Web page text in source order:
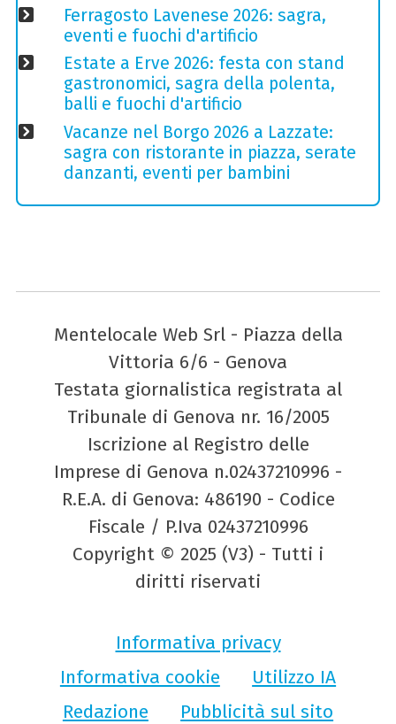
Ferragosto Lavenese 2026: sagra,
eventi e fuochi d'artificio
Estate a Erve 2026: festa con stand
gastronomici, sagra della polenta,
balli e fuochi d'artificio
Vacanze nel Borgo 2026 a Lazzate:
sagra con ristorante in piazza, serate
danzanti, eventi per bambini
Mentelocale Web Srl - Piazza della
Vittoria 6/6 - Genova
Testata giornalistica registrata al
Tribunale di Genova nr. 16/2005
Iscrizione al Registro delle
Imprese di Genova n.02437210996 -
R.E.A. di Genova: 486190 - Codice
Fiscale / P.Iva 02437210996
Copyright © 2025 (V3) - Tutti i
diritti riservati
Informativa privacy
Informativa cookie
Utilizzo IA
Redazione
Pubblicità sul sito